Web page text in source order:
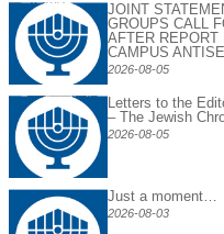
JOINT
GROUPS CALL
AFTER REPORT
CAMPUS
2026-08-05
Letters to the
– The Jewish
2026-08-05
Just a moment…
2026-08-03